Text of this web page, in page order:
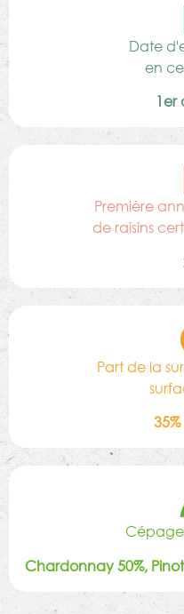
Date
en
1er
Première
de raisins
Part de la
Chardonnay 50%,